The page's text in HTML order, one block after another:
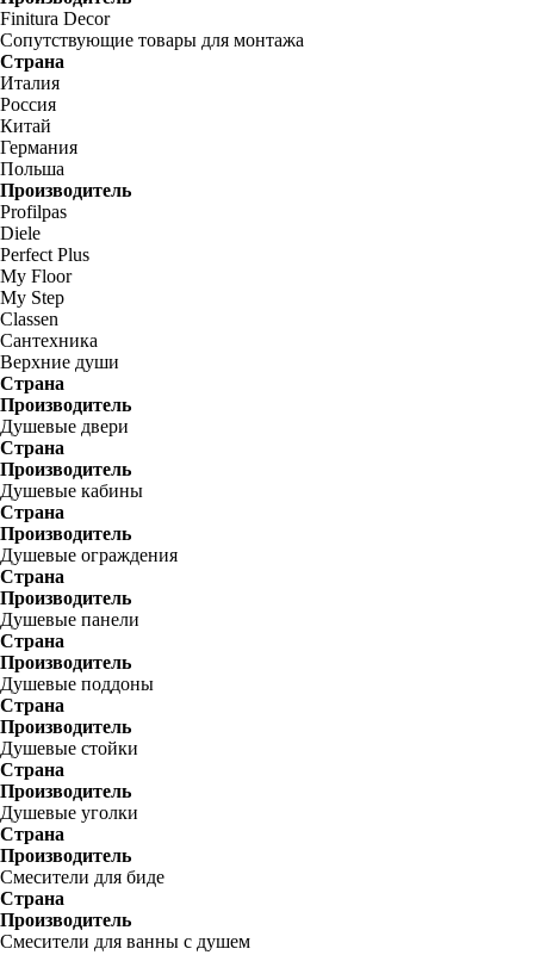
Finitura Decor
Сопутствующие товары для монтажа
Страна
Италия
Россия
Китай
Германия
Польша
Производитель
Profilpas
Diele
Perfect Plus
My Floor
My Step
Classen
Сантехника
Верхние души
Страна
Производитель
Душевые двери
Страна
Производитель
Душевые кабины
Страна
Производитель
Душевые ограждения
Страна
Производитель
Душевые панели
Страна
Производитель
Душевые поддоны
Страна
Производитель
Душевые стойки
Страна
Производитель
Душевые уголки
Страна
Производитель
Смесители для биде
Страна
Производитель
Смесители для ванны с душем